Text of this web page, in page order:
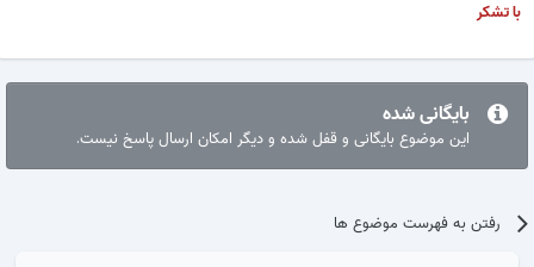
با تشکر
بایگانی شده
این موضوع بایگانی و قفل شده و دیگر امکان ارسال پاسخ نیست.
رفتن به فهرست موضوع ها